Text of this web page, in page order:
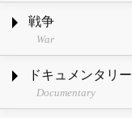
戦争
War
ドキュメンタリー
Documentary